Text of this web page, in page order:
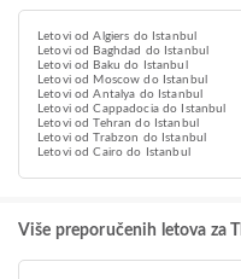
Letovi od Algiers do Istanbul
Letovi od Baghdad do Istanbul
Letovi od Baku do Istanbul
Letovi od Moscow do Istanbul
Letovi od Antalya do Istanbul
Letovi od Cappadocia do Istanbul
Letovi od Tehran do Istanbul
Letovi od Trabzon do Istanbul
Letovi od Cairo do Istanbul
Više preporučenih letova za